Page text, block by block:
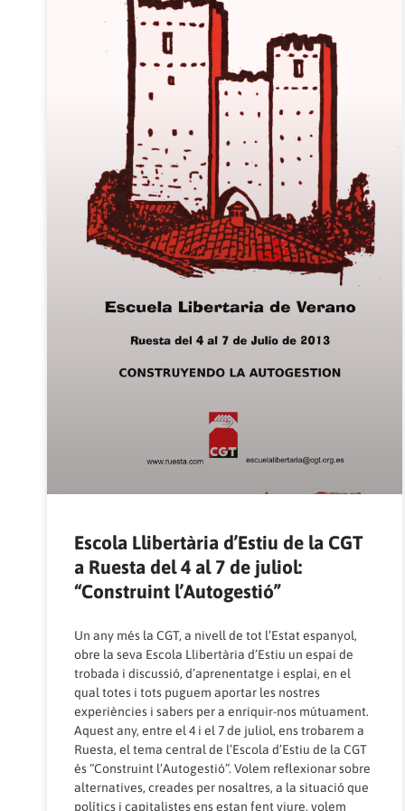
Escola Llibertària d’Estiu de la CGT
a Ruesta del 4 al 7 de juliol:
“Construint l’Autogestió”
Un any més la CGT, a nivell de tot l’Estat espanyol,
obre la seva Escola Llibertària d’Estiu un espai de
trobada i discussió, d’aprenentatge i esplai, en el
qual totes i tots puguem aportar les nostres
experiències i sabers per a enriquir-nos mútuament.
Aquest any, entre el 4 i el 7 de juliol, ens trobarem a
Ruesta, el tema central de l’Escola d’Estiu de la CGT
és “Construint l’Autogestió”. Volem reflexionar sobre
alternatives, creades per nosaltres, a la situació que
polítics i capitalistes ens estan fent viure, volem